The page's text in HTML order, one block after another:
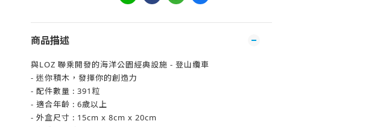
商品描述
與LOZ 聯乘開發的海洋公園經典設施 - 登山纜車
- 迷你積木，發揮你的創造力
- 配件數量 : 391粒
- 適合年齡 : 6歲以上
- 外盒尺寸 : 15cm x 8cm x 20cm